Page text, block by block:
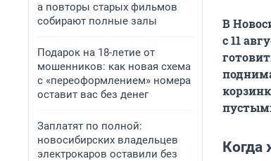
а повторы старых фильмов
собирают полные залы
Подарок на 18-летие от
мошенников: как новая схема
с «переоформлением» номера
оставит вас без денег
Заплатят по полной:
новосибирских владельцев
электрокаров оставили без
В
с 11
Когда